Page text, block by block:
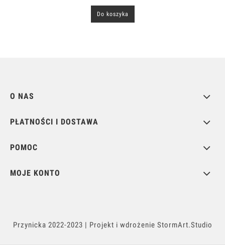
Do koszyka
O NAS
PŁATNOŚCI I DOSTAWA
POMOC
MOJE KONTO
Przynicka 2022-2023 | Projekt i wdrożenie StormArt.Studio